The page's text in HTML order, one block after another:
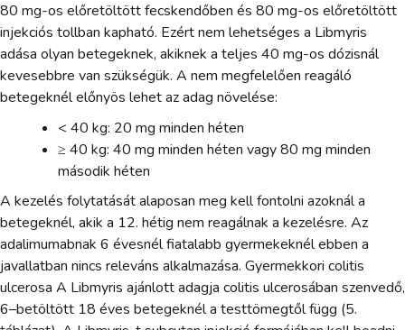
80 mg-os előretöltött fecskendőben és 80 mg-os előretöltött
injekciós tollban kapható. Ezért nem lehetséges a Libmyris
adása olyan betegeknek, akiknek a teljes 40 mg-os dózisnál
kevesebbre van szükségük. A nem megfelelően reagáló
betegeknél előnyös lehet az adag növelése:
< 40 kg: 20 mg minden héten
≥ 40 kg: 40 mg minden héten vagy 80 mg minden
második héten
A kezelés folytatását alaposan meg kell fontolni azoknál a
betegeknél, akik a 12. hétig nem reagálnak a kezelésre. Az
adalimumabnak 6 évesnél fiatalabb gyermekeknél ebben a
javallatban nincs releváns alkalmazása. Gyermekkori colitis
ulcerosa A Libmyris ajánlott adagja colitis ulcerosában szenvedő,
6–betöltött 18 éves betegeknél a testtömegtől függ (5.